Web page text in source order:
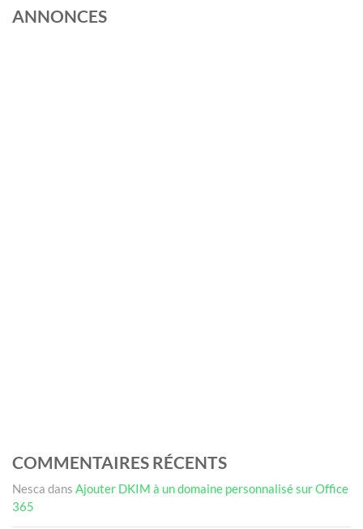
ANNONCES
COMMENTAIRES RÉCENTS
Nesca dans Ajouter DKIM à un domaine personnalisé sur Office
365